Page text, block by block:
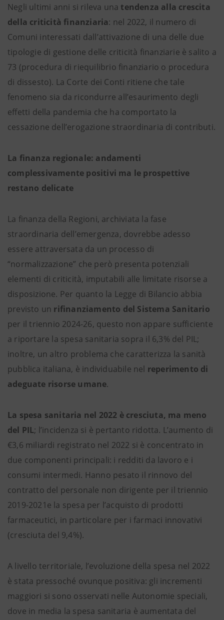
Negli ultimi anni si rileva una tendenza alla crescita
della criticità finanziaria: nel 2022, il numero di
Comuni interessati dall’attivazione di una delle due
tipologie di gestione delle criticità finanziarie è salito a
73 (procedura di riequilibrio finanziario o procedura
di dissesto). La Corte dei Conti ritiene che tale
fenomeno sia da ricondurre all’esaurimento degli
effetti della pandemia che ha comportato la
cessazione dell’erogazione straordinaria di contributi.
La finanza regionale: andamenti
complessivamente positivi ma le prospettive
restano delicate
La finanza della Regioni, archiviata la fase
straordinaria dell’emergenza, dovrebbe adesso
essere attraversata da un processo di
“normalizzazione” che però presenta potenziali
elementi di criticità, imputabili alle limitate risorse a
disposizione. Per quanto la Legge di Bilancio abbia
previsto un rifinanziamento del Sistema Sanitario
per il triennio 2024-26, questo non appare sufficiente
a riportare la spesa sanitaria sopra il 6,3% del PIL;
inoltre, un altro problema che caratterizza la sanità
pubblica italiana, è individuabile nel reperimento di
adeguate risorse umane.
La spesa sanitaria nel 2022 è cresciuta, ma meno
del PIL; l’incidenza si è pertanto ridotta. L’aumento di
€3,6 miliardi registrato nel 2022 si è concentrato in
due componenti principali: i redditi da lavoro e i
consumi intermedi. Hanno pesato il rinnovo del
contratto del personale non dirigente per il triennio
2019-2021e la spesa per l’acquisto di prodotti
farmaceutici, in particolare per i farmaci innovativi
(cresciuta del 9,4%).
A livello territoriale, l’evoluzione della spesa nel 2022
è stata pressoché ovunque positiva: gli incrementi
maggiori si sono osservati nelle Autonomie speciali,
dove in media la spesa sanitaria è aumentata del